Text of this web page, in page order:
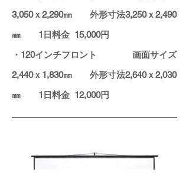
3,050ｘ2,290㎜ 外形寸法3,250ｘ2,490
㎜ 1日料金 15,000円
・120インチフロント 画面サイズ
2,440ｘ1,830㎜ 外形寸法2,640ｘ2,030
㎜ 1日料金 12,000円